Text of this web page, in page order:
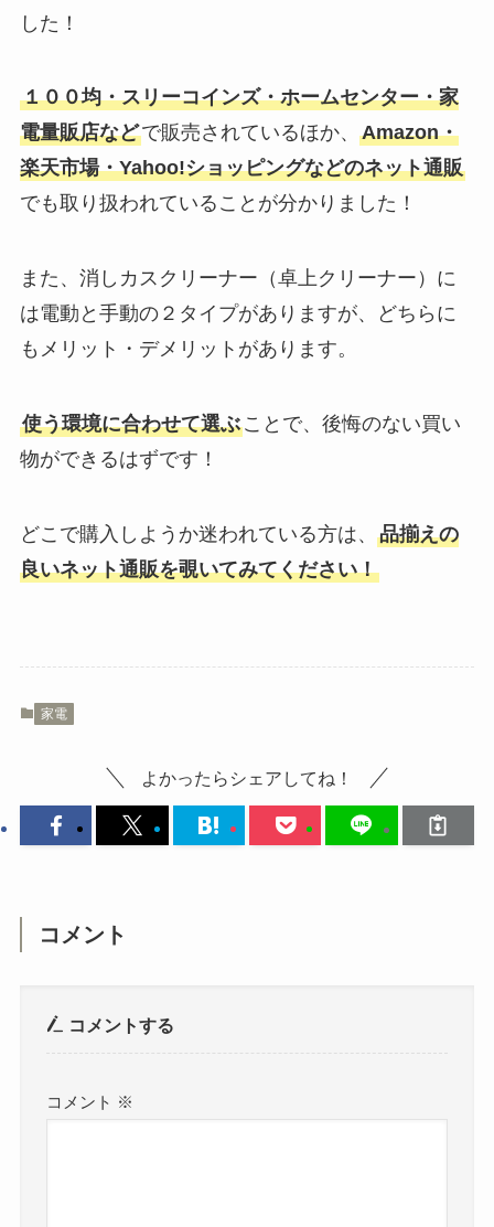
した！
１００均・スリーコインズ・ホームセンター・家
電量販店などで販売されているほか、 Amazon・
楽天市場・Yahoo!ショッピングなどのネット通販
でも取り扱われていることが分かりました！
また、消しカスクリーナー（卓上クリーナー）に
は電動と手動の２タイプがありますが、どちらに
もメリット・デメリットがあります。
使う環境に合わせて選ぶことで、後悔のない買い
物ができるはずです！
どこで購入しようか迷われている方は、 品揃えの
良いネット通販を覗いてみてください！
家電
よかったらシェアしてね！
コメント
コメントする
コメント ※